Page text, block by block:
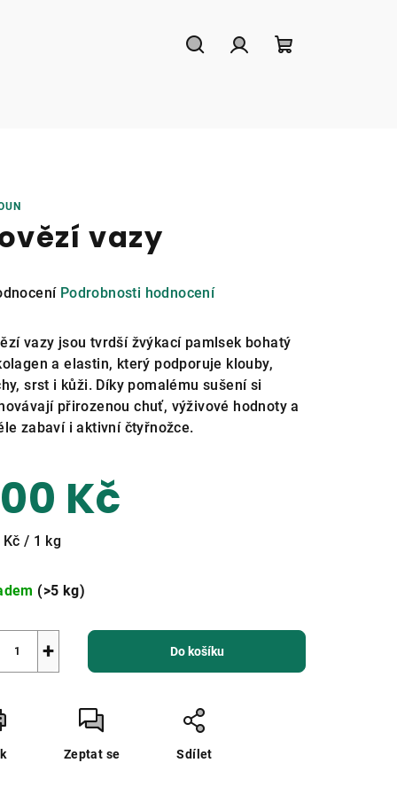
vazy
Podrobnosti hodnocení
vazy jsou tvrdší žvýkací pamlsek bohatý
a elastin, který podporuje klouby,
srst i kůži. Díky pomalému sušení si
přirozenou chuť, výživové hodnoty a
zabaví i aktivní čtyřnožce.
Kč
/ 1 kg
(>5 kg)
+ Do košíku
Zeptat se Sdílet